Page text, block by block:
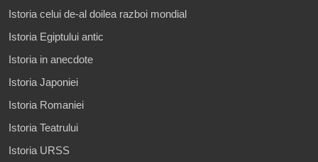
Istoria celui de-al doilea razboi mondial
Istoria Egiptului antic
Istoria in anecdote
Istoria Japoniei
Istoria Romaniei
Istoria Teatrului
Istoria URSS